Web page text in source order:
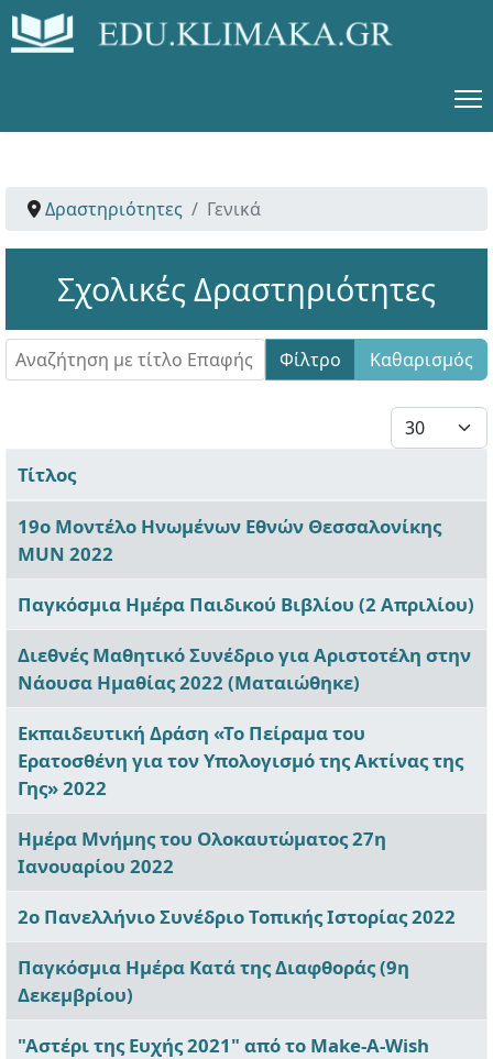
Δραστηριότητες Γενικά
Σχολικές Δραστηριότητες
Αναζήτηση με τίτλο Επαφής Φίλτρο Καθαρισμός
Εμφάνιση #
Τίτλος
19ο Μοντέλο Ηνωμένων Εθνών Θεσσαλονίκης
MUN 2022
Παγκόσμια Ημέρα Παιδικού Βιβλίου (2 Απριλίου)
Διεθνές Μαθητικό Συνέδριο για Αριστοτέλη στην
Νάουσα Ημαθίας 2022 (Ματαιώθηκε)
Εκπαιδευτική Δράση «Το Πείραμα του
Ερατοσθένη για τον Υπολογισμό της Ακτίνας της
Γης» 2022
Ημέρα Μνήμης του Ολοκαυτώματος 27η
Ιανουαρίου 2022
2ο Πανελλήνιο Συνέδριο Τοπικής Ιστορίας 2022
Παγκόσμια Ημέρα Κατά της Διαφθοράς (9η
Δεκεμβρίου)
"Αστέρι της Ευχής 2021" από το Make-A-Wish